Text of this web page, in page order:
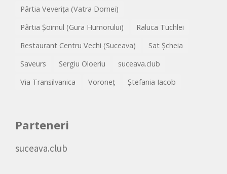
Pârtia Veverița (Vatra Dornei)
Pârtia Șoimul (Gura Humorului)
Raluca Tuchlei
Restaurant Centru Vechi (Suceava)
Sat Șcheia
Saveurs
Sergiu Oloeriu
suceava.club
Via Transilvanica
Voroneț Ștefania Iacob
Parteneri
suceava.club